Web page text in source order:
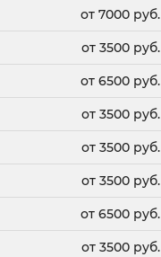
от 7000 руб.
от 3500 руб.
от 6500 руб.
от 3500 руб.
от 3500 руб.
от 3500 руб.
от 6500 руб.
от 3500 руб.